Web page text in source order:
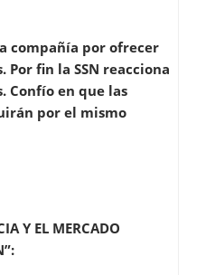
compañía por ofrecer
fin la SSN reacciona
Confío en que las
por el mismo
Y EL MERCADO